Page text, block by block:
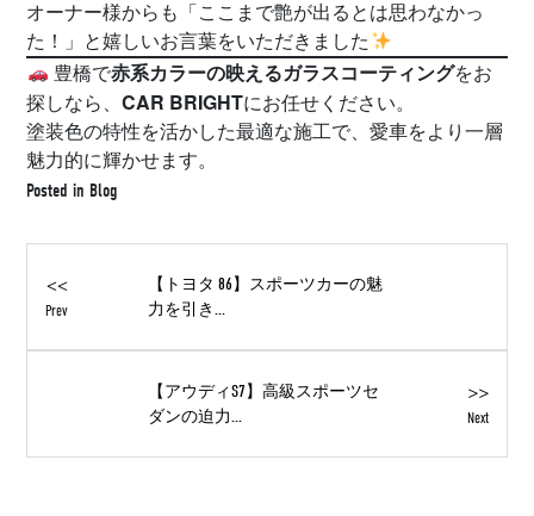
オーナー様からも「ここまで艶が出るとは思わなかっ
た！」と嬉しいお言葉をいただきました
豊橋で赤系カラーの映えるガラスコーティングをお
探しなら、CAR BRIGHTにお任せください。
塗装色の特性を活かした最適な施工で、愛車をより一層
魅力的に輝かせます。
Posted in Blog
<<
Prev
【トヨタ 86】スポーツカーの魅
力を引き...
>>
Next
【アウディS7】高級スポーツセ
ダンの迫力...